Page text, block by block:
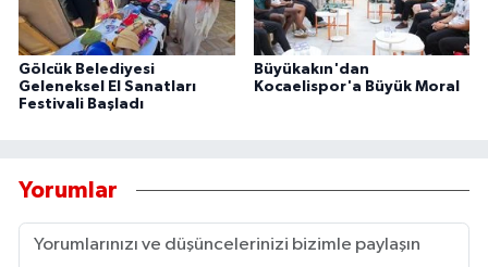
Gölcük Belediyesi
Geleneksel El Sanatları
Festivali Başladı
Büyükakın'dan
Kocaelispor'a Büyük Moral
Yorumlar